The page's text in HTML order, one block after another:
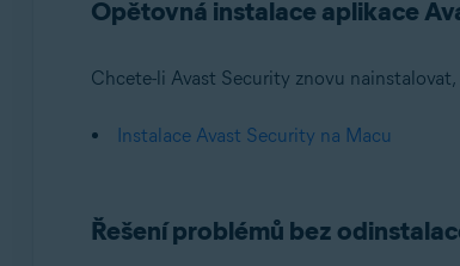
Opětovná instalace aplikace
Chcete-li Avast Security znovu
Instalace Avast Security na Macu
Řešení problémů bez